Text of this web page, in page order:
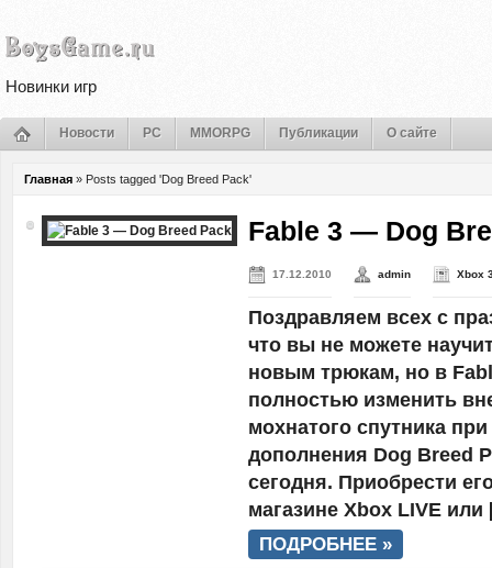
Новинки игр
Новости PC MMORPG Публикации О сайте
Главная » Posts tagged 'Dog Breed Pack'
Fable 3 — Dog
17.12.2010 admin Xbox
Поздравляем всех с
что вы не можете
новым трюкам, но в
полностью изменить
мохнатого спутника
дополнения Dog Breed
сегодня. Приобрести
магазине Xbox LIVE
ПОДРОБНЕЕ »